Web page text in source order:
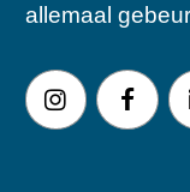
allemaal